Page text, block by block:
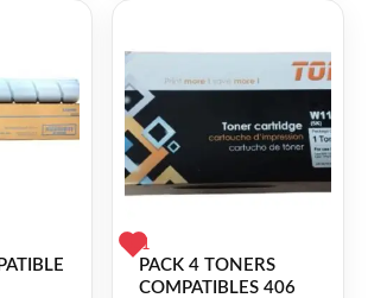
1
PACK 4 TONERS
COMPATIBLES 406